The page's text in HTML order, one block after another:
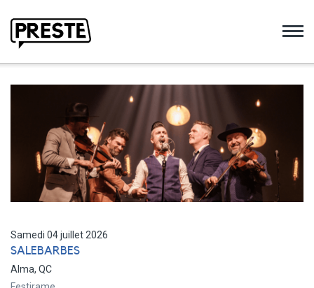
Samedi 04 juillet 2026
SALEBARBES
Alma, QC